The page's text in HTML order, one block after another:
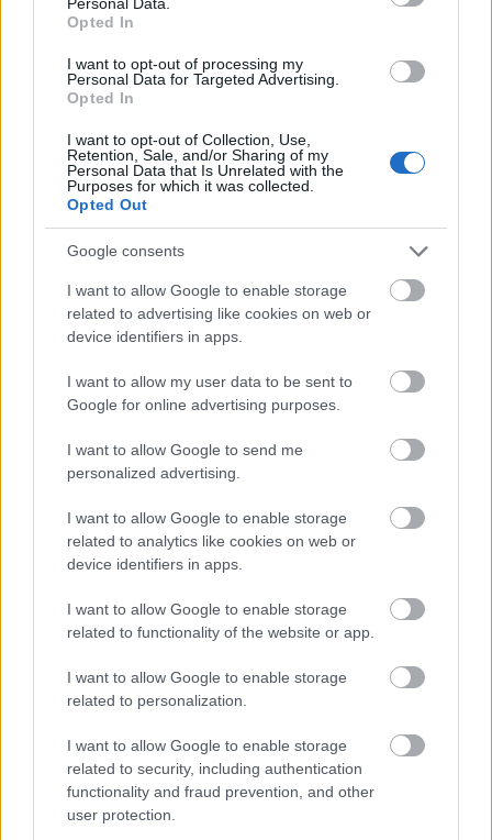
Opted In
I want to opt-out of processing my
Personal Data for Targeted Advertising.
Opted In
I want to opt-out of Collection, Use,
Retention, Sale, and/or Sharing of my
Personal Data that Is Unrelated with the
Purposes for which it was collected.
Opted Out
Google consents
I want to allow Google to enable storage
related to advertising like cookies on web or
device identifiers in apps.
I want to allow my user data to be sent to
Google for online advertising purposes.
I want to allow Google to send me
personalized advertising.
I want to allow Google to enable storage
related to analytics like cookies on web or
device identifiers in apps.
I want to allow Google to enable storage
related to functionality of the website or app.
I want to allow Google to enable storage
related to personalization.
I want to allow Google to enable storage
related to security, including authentication
functionality and fraud prevention, and other
user protection.
Körforgásos Gazdaság Felé
– Új Hulladékgazdálkodás
és Kiterjesztett Gyártói
Felelősség
BY:ZÖLDREAKT2023. NOV 14.
A környezetvédelem és fenntarthatóság iránti
elkötelezettség napjainkban mindenki számára
egyre fontosabbá válik. Magyarország kormánya is
fontos lépéseket tesz annak érdekében, hogy
gazdaságra, amelynek célja a hulladék
minimalizálása és az…
Zöld Átállás a Körforgásos
Gazdaságban: Veszélyek és
Védekezési Stratégiák
BY:ZÖLDREAKT2023. NOV 13.
A körforgásos gazdaság koncepciója alapvetően a
fenntarthatóság irányába mutat, elősegítve az